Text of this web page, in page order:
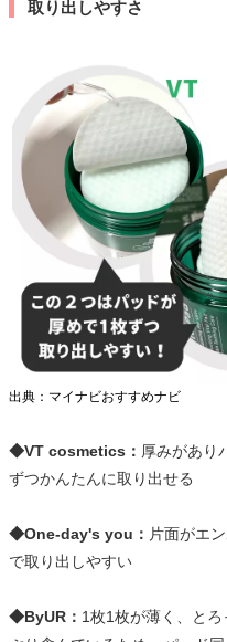
取り出しやすさ
出典：マイナビおすすめナビ
◆VT cosmetics： 厚みがあり
ずつかんたんに取り出せる
◆One-day's you： 片面がエ
で取り出しやすい
◆ByUR： 1枚1枚が薄く、と